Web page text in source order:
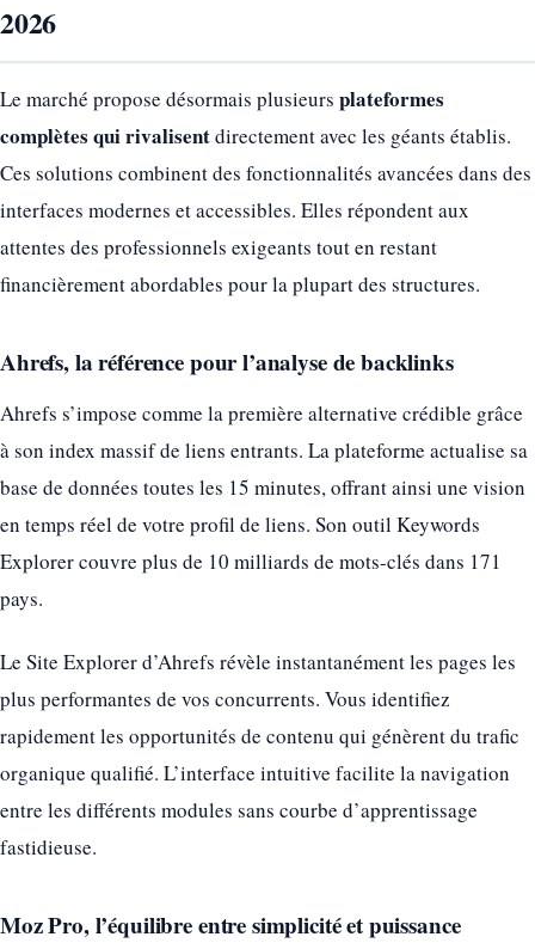
2026
Le marché propose désormais plusieurs plateformes
complètes qui rivalisentdirectement avec les géants établis.
Ces solutions combinent des fonctionnalités avancées dans des
interfaces modernes et accessibles. Elles répondent aux
attentes des professionnels exigeants tout en restant
financièrement abordables pour la plupart des structures.
Ahrefs, la référence pour l’analyse de backlinks
Ahrefs s’impose comme la première alternative crédible grâce
à son index massif de liens entrants. La plateforme actualise sa
base de données toutes les 15 minutes, offrant ainsi une vision
en temps réel de votre profil de liens. Son outil Keywords
Explorer couvre plus de 10 milliards de mots-clés dans 171
pays.
Le Site Explorer d’Ahrefs révèle instantanément les pages les
plus performantes de vos concurrents. Vous identifiez
rapidement les opportunités de contenu qui génèrent du trafic
organique qualifié. L’interface intuitive facilite la navigation
entre les différents modules sans courbe d’apprentissage
fastidieuse.
Moz Pro, l’équilibre entre simplicité et puissance